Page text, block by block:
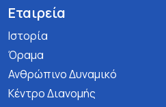
Εταιρεία
Ιστορία
Όραμα
Ανθρώπινο Δυναμικό
Κέντρο Διανομής